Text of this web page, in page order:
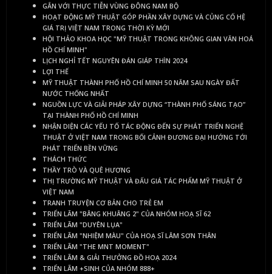
GẮN VỚI THỰC TIỄN VÙNG ĐÔNG NAM BỘ
HOẠT ĐỘNG MỸ THUẬT GÓP PHẦN XÂY DỰNG VÀ CỦNG CỐ HỆ
GIÁ TRỊ VIỆT NAM TRONG THỜI KỲ MỚI
HỘI THẢO KHOA HỌC "MỸ THUẬT TRONG KHÔNG GIAN VĂN HOÁ
HỒ CHÍ MINH"
LỊCH NGHỈ TẾT NGUYÊN ĐÁN GIÁP THÌN 2024
LỢI THẾ
MỸ THUẬT THÀNH PHỐ HỒ CHÍ MINH 50 NĂM SAU NGÀY ĐẤT
NƯỚC THỐNG NHẤT
NGUỒN LỰC VÀ GIẢI PHÁP XÂY DỰNG “THÀNH PHỐ SÁNG TẠO”
TẠI THÀNH PHỐ HỒ CHÍ MINH
NHẬN DIỆN CÁC YẾU TỐ TÁC ĐỘNG ĐẾN SỰ PHÁT TRIỂN NGHỆ
THUẬT Ở VIỆT NAM TRONG BỐI CẢNH ĐƯƠNG ĐẠI HƯỚNG TỚI
PHÁT TRIỂN BỀN VỮNG
THÁCH THỨC
THẦY TRÒ VÀ QUÊ HƯƠNG
THỊ TRƯỜNG MỸ THUẬT VÀ ĐẤU GIÁ TÁC PHẨM MỸ THUẬT Ở
VIỆT NAM
TRANH TRUYỆN CƠ BẢN CHO TRẺ EM
TRIỂN LÃM "BÂNG KHUÂNG 2" CỦA NHÓM HOẠ SĨ 62
TRIỂN LÃM "DUYÊN LỤA"
TRIỂN LÃM "NHIỆM MÀU" CỦA HOẠ SĨ LÂM SƠN THÂN
TRIỂN LÃM "THE MNT MOMENT"
TRIỂN LÃM & GIẢI THƯỞNG ĐỒ HOẠ 2024
TRIỂN LÃM +SINH CỦA NHÓM 888+